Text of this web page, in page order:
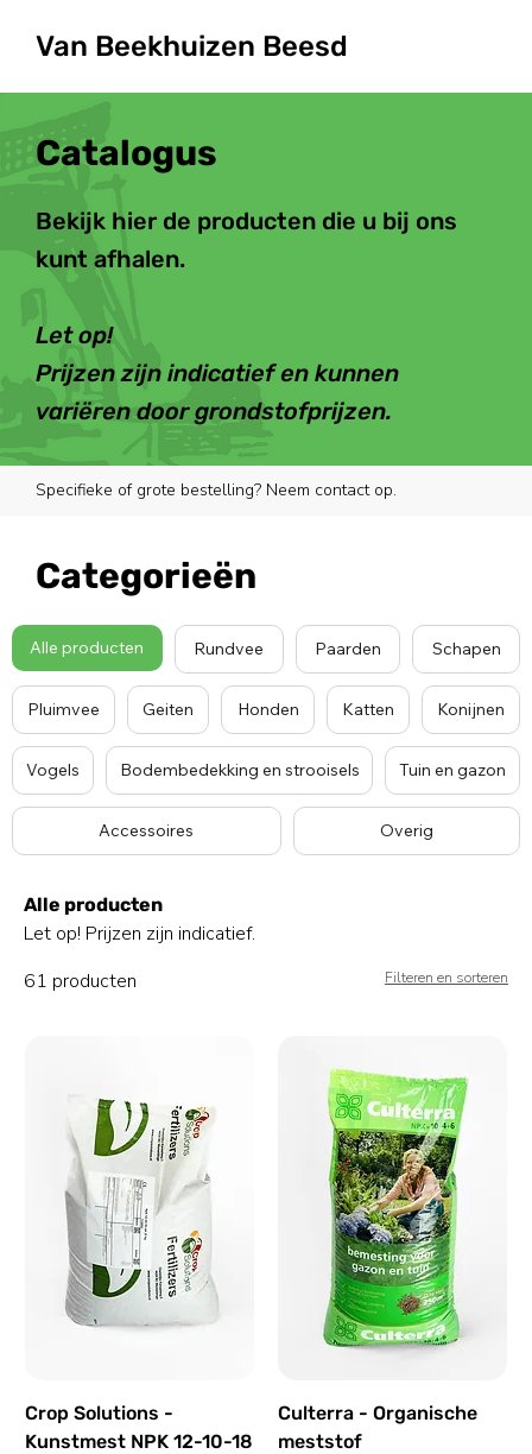
Van Beekhuizen Beesd
Categorieën
Catalogus
Bekijk hier de producten die u bij ons
kunt afhalen.
Let op!
Prijzen zijn indicatief en kunnen
variëren door grondstofprijzen.
Alle producten
Let op! Prijzen zijn indicatief.
61 producten
Filteren en sorteren
Crop Solutions -
Kunstmest NPK 12-10-18
Culterra - Organische
meststof
Alle producten Rundvee Paarden Schapen
Pluimvee Geiten Honden Katten Konijnen
Vogels Bodembedekking en strooisels Tuin en gazon
Accessoires Overig
Specifieke of grote bestelling? Neem contact op.